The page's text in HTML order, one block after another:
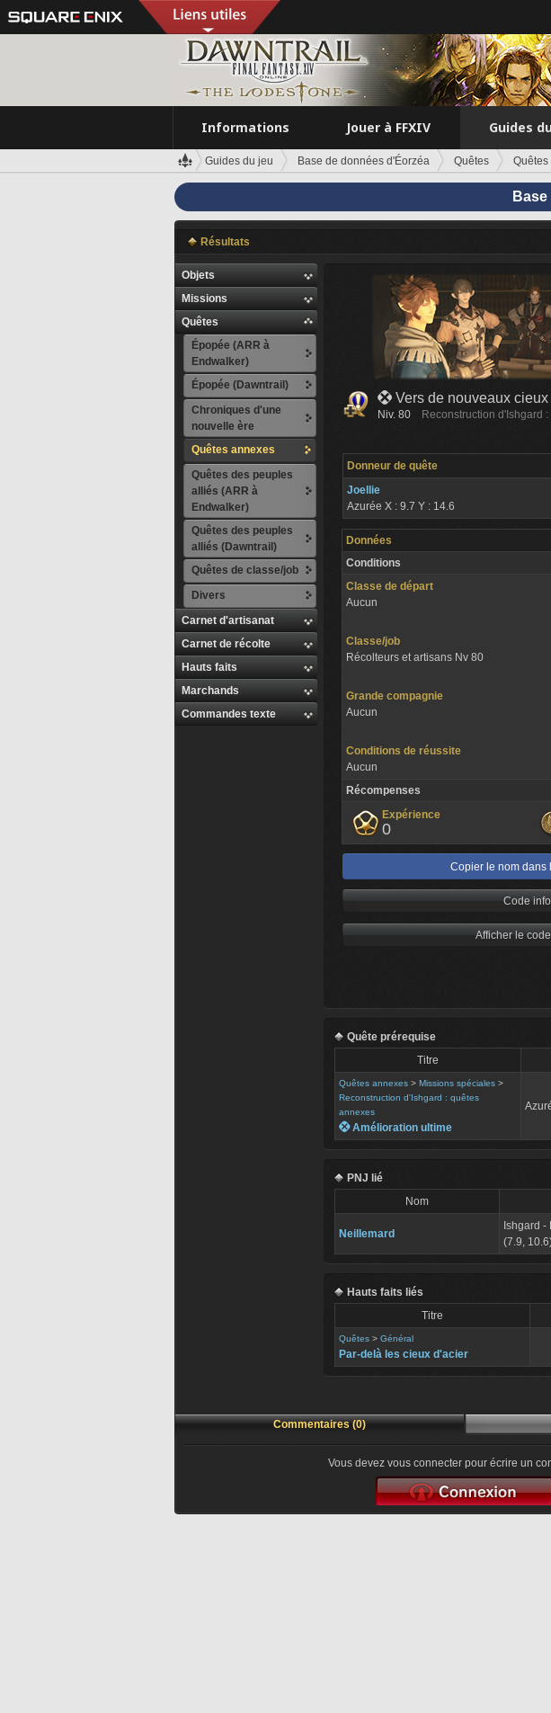
Informations Jouer à FFXIV Guides
Guides du jeu Base de données d'Éorzéa Quêtes
Résultats
Objets
Missions
Quêtes
Épopée (ARR à
Endwalker)
Épopée (Dawntrail)
Chroniques d'une
nouvelle ère
Quêtes annexes
Quêtes des peuples
alliés (ARR à
Endwalker)
Quêtes des peuples
alliés (Dawntrail)
Quêtes de classe/job
Divers
Carnet d'artisanat
Carnet de récolte
Hauts faits
Marchands
Commandes texte
 Vers de nouveaux cieux
Niv. 80
Reconstruction d'Ishgard
Donneur de quête
Joellie
Azurée X : 9.7 Y : 14.6
Données
Conditions
Classe de départ
Aucun
Classe/job
Récolteurs et artisans Nv 80
Grande compagnie
Aucun
Conditions de réussite
Aucun
Récompenses
Expérience
0
Copier le nom dans
Code
Afficher le
Quête prérequise
Titre
Quêtes annexes > Missions spéciales >
Reconstruction d'Ishgard : quêtes
annexes
 Amélioration ultime
PNJ lié
Nom
Neillemard
Ishgard -
(7.9,
Hauts faits liés
Titre
Quêtes > Général
Par-delà les cieux d'acier
Commentaires (0)
Vous devez vous connecter pour écrire un